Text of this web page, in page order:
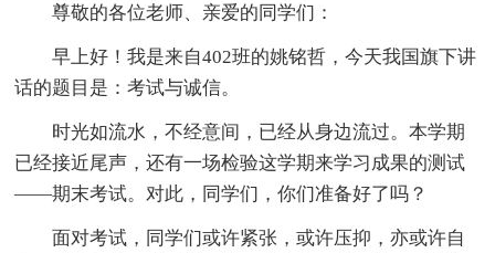
尊敬的各位老师、亲爱的同学们：
早上好！我是来自402班的姚铭哲，今天我国旗下讲
话的题目是：考试与诚信。
时光如流水，不经意间，已经从身边流过。本学期
已经接近尾声，还有一场检验这学期来学习成果的测试
——期末考试。对此，同学们，你们准备好了吗？
面对考试，同学们或许紧张，或许压抑，亦或许自